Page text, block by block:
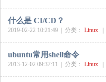
什么是 CI/CD？
2019-02-22 10:21:49 | 分类： Linux
ubuntu常用shell命令
2013-12-02 09:37:11 | 分类： Linux